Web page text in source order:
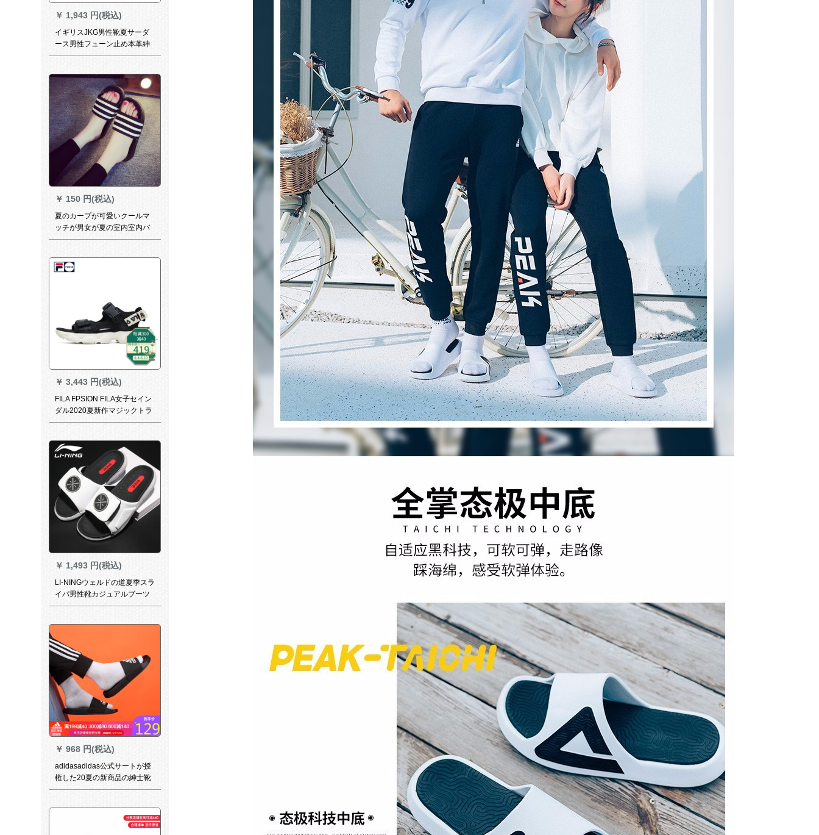
￥ 1,943 円(税込)
イギリスJKG男性靴夏サーダ
ース男性フューン止め本革紳
士サーダンル運動涼引二用ビ
￥ 150 円(税込)
夏のカープが可愛いクールマ
ッチが男女が夏の室内室内バ
ースムでお風呂に入る時は、
棒)42-43が41-42に似ていま
す。
￥ 3,443 円(税込)
FILA FPSION FILA女子セイン
ダル2020夏新作マジックトラ
ック
￥ 1,493 円(税込)
LI-NINGウェルドの道夏季スラ
イパ男性靴カジュアルブーツ
雲ダンピグ軽い耐摩耗性滑り
￥ 968 円(税込)
adidasadidas公式サートが授
権した20夏の新商品の紳士靴
運動カジュアルビレットレッ